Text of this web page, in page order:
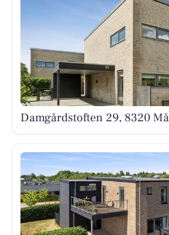
Damgårdstoften 29, 8320